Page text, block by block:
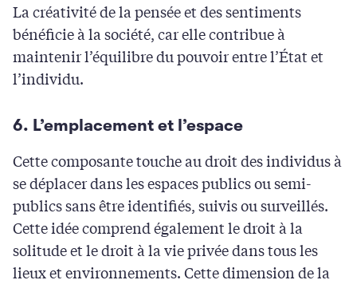
La créativité de la pensée et des sentiments
bénéficie à la société, car elle contribue à
maintenir l’équilibre du pouvoir entre l’État et
l’individu.
6. L’emplacement et l’espace
Cette composante touche au droit des individus à
se déplacer dans les espaces publics ou semi-
publics sans être identifiés, suivis ou surveillés.
Cette idée comprend également le droit à la
solitude et le droit à la vie privée dans tous les
lieux et environnements. Cette dimension de la